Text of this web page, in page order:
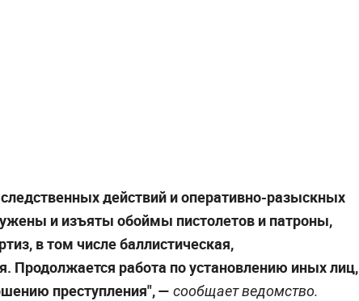
действий и оперативно-разыскных
и изъяты обоймы пистолетов и патроны,
в том числе баллистическая,
Продолжается работа по установлению иных лиц,
преступления", — сообщает ведомство.